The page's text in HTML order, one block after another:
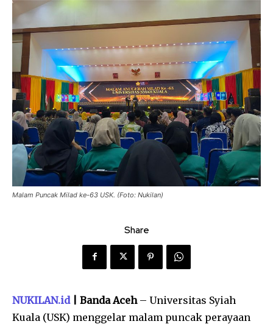
Malam Puncak Milad ke-63 USK. (Foto: Nukilan)
Share
NUKILAN.id| Banda Aceh – Universitas Syiah
Kuala (USK) menggelar malam puncak perayaan